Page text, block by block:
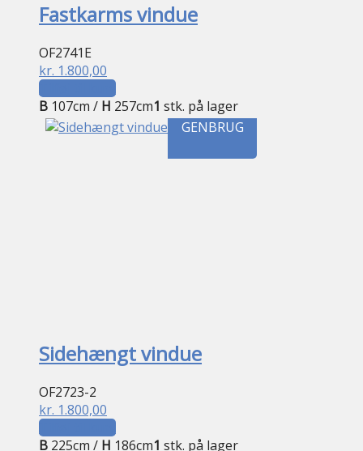
Fastkarms vindue
OF2741E
kr. 1.800,00
Tilføj til kurv
B 107cm / H 257cm1 stk. på lager
GENBRUG
Sidehængt vindue
OF2723-2
kr. 1.800,00
Tilføj til kurv
B 225cm / H 186cm1 stk. på lager